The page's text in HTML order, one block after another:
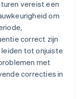
vereist een
om
correct zijn
tot onjuiste
met
correcties in